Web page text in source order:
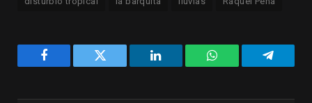
Facebook Twitter LinkedIn WhatsApp